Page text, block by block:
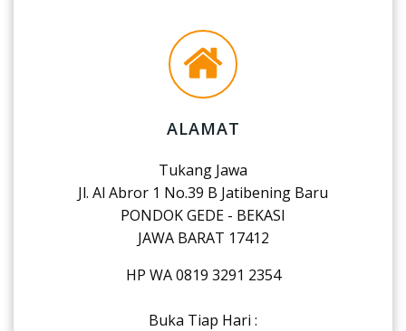
ALAMAT
Tukang Jawa
Jl. Al Abror 1 No.39 B Jatibening Baru
PONDOK GEDE - BEKASI
JAWA BARAT 17412
HP WA 0819 3291 2354
Buka Tiap Hari :